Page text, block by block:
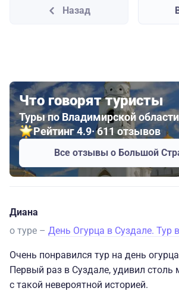
Назад
Что говорят туристы
Туры по Владимирской области
Рейтинг 4.9· 611 отзывов
Все отзывы о Большой
Диана
о туре – День Огурца в Суздале. Тур
Очень понравился тур на день
Первый раз в Суздале, удивил столь
с такой невероятной историей.